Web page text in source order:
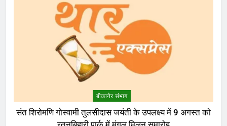
बीकानेर संभाग
संत शिरोमणि गोस्वामी तुलसीदास जयंती के उपलक्ष्य में 9 अगस्त को